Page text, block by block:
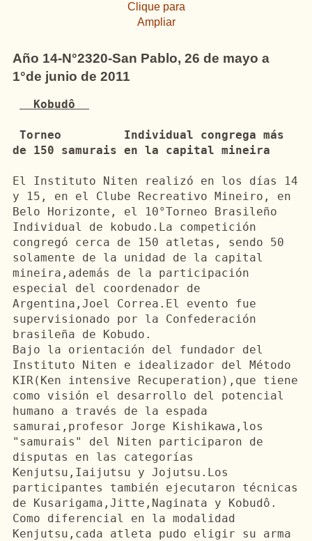
Clique para
Ampliar
Año 14-N°2320-San Pablo, 26 de mayo a
1°de junio de 2011
Kobudô
Torneo
de 150 samurais en la capital mineira
El Instituto Niten realizó en los días
14
y 15, en el Clube Recreativo Mineiro, en
Belo Horizonte, el
10°Torneo
Brasileño
Individual de kobudo.La
competición
congregó
solamente de la unidad de la capital
mineira, además de la participación
especial del
coordenador de
Argentina,Joel Correa.El evento fue
supervisionado por la Confederación
brasileña de Kobudo
Bajo la orientación del fundador del
Instituto Niten e idealizador del
KIR( Ken intensive Recuperation ),que tiene
como visión el desarrollo del
potencial
humano a través
samurai , profesor Jorge Kishikawa ,los
" samurais " del Niten participaron de
disputas en las categorías
Kenjutsu , Iaijutsu y Jojutsu.Los
participantes también ejecutaron técnicas
de Kusarigama , Jitte , Naginata y Kobudô .
Como diferencial en la modalidad
Kenjutsu ,cada atleta pudo eligir su arma